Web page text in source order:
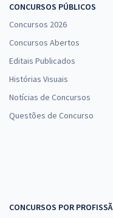
CONCURSOS PÚBLICOS
Concursos 2026
Concursos Abertos
Editais Publicados
Histórias Visuais
Notícias de Concursos
Questões de Concurso
CONCURSOS POR